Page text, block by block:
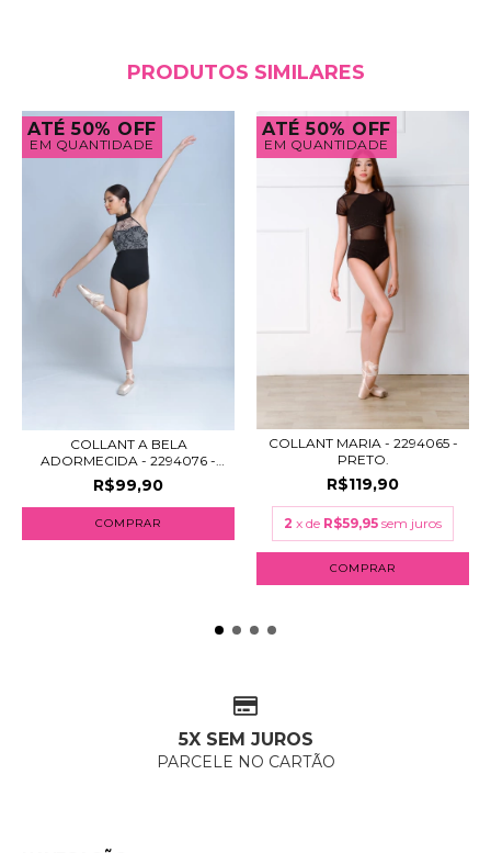
PRODUTOS SIMILARES
ATÉ 50% OFF
EM QUANTIDADE
COLLANT A BELA
ADORMECIDA - 2294076 -
PR...
R$99,90
COMPRAR
ATÉ 50% OFF
EM QUANTIDADE
COLLANT MARIA - 2294065 -
PRETO.
R$119,90
2 x de R$59,95 sem juros
COMPRAR
5X SEM JUROS
PARCELE NO CARTÃO